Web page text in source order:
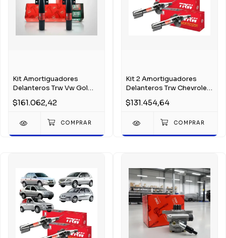
Kit Amortiguadores
Delanteros Trw Vw Gol
$161.062,42
Kit 2 Amortiguadores
Delanteros Trw Chevrolet
$131.454,64